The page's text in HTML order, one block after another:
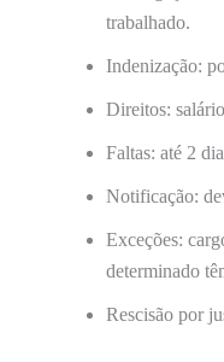
trabalhado.
Indenização:
Direitos:
Faltas: até 2
Notificação:
Exceções:
determinado
Rescisão por